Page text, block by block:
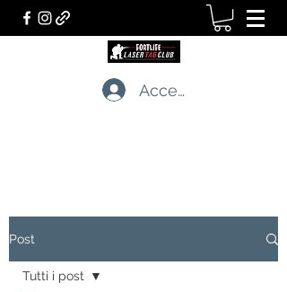
Accedi
Post
Tutti i post